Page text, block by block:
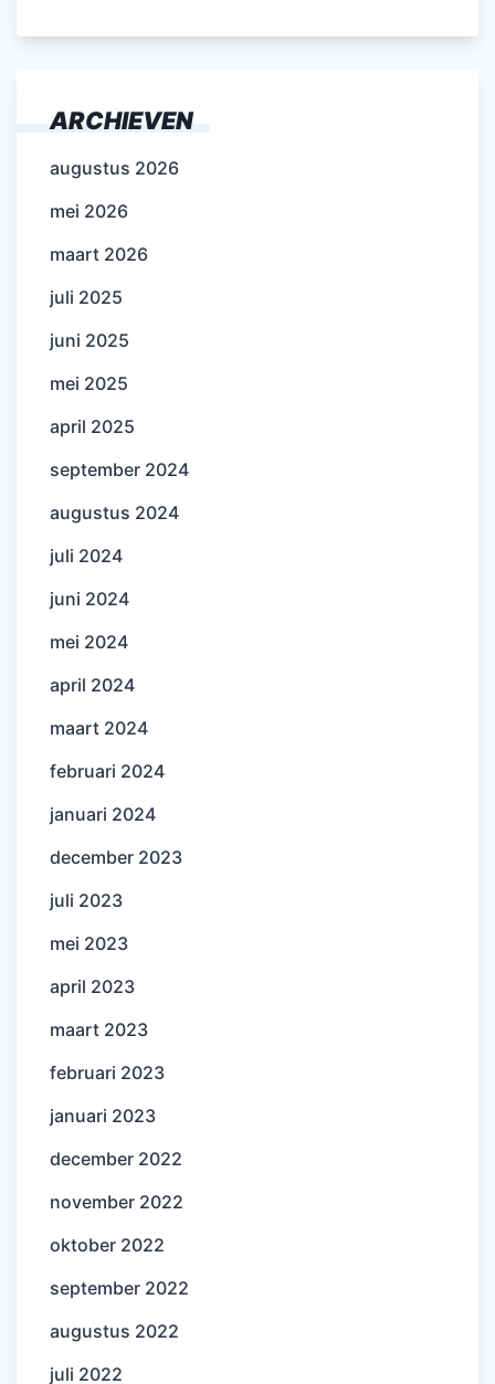
ARCHIEVEN
augustus 2026
mei 2026
maart 2026
juli 2025
juni 2025
mei 2025
april 2025
september 2024
augustus 2024
juli 2024
juni 2024
mei 2024
april 2024
maart 2024
februari 2024
januari 2024
december 2023
juli 2023
mei 2023
april 2023
maart 2023
februari 2023
januari 2023
december 2022
november 2022
oktober 2022
september 2022
augustus 2022
juli 2022